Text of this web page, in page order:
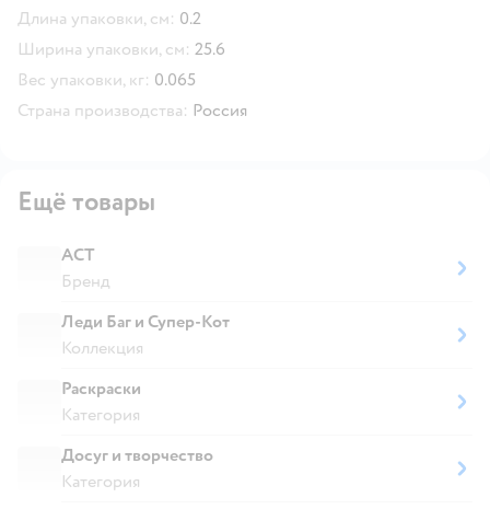
Длина упаковки, см: 0.2
Ширина упаковки, см: 25.6
Вес упаковки, кг: 0.065
Страна производства: Россия
Ещё товары
АСТ
Бренд
Леди Баг и Супер-Кот
Коллекция
Раскраски
Категория
Досуг и творчество
Категория